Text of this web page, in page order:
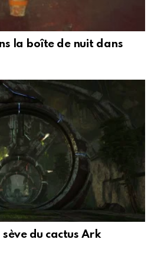
la boîte de nuit dans
du cactus Ark